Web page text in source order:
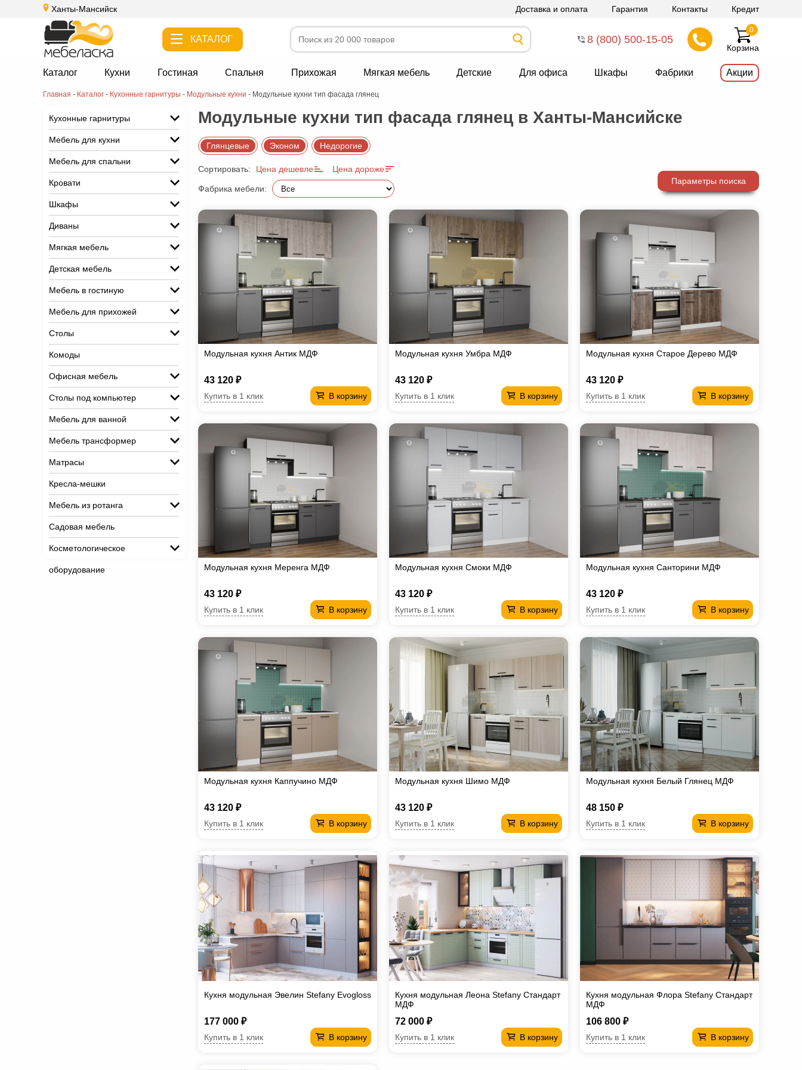
Ханты-Мансийск Доставка и оплата Гарантия Контакты Кредит
КАТАЛОГ 8 (800) 500-15-05
Корзина
0
Каталог Кухни Гостиная Спальня Прихожая Мягкая мебель Детские Для офиса Шкафы Фабрики Акции
Главная - Каталог - Кухонные гарнитуры - Модульные кухни - Модульные кухни тип фасада глянец
Кухонные гарнитуры
Мебель для кухни
Мебель для спальни
Кровати
Шкафы
Диваны
Мягкая мебель
Детская мебель
Мебель в гостиную
Мебель для прихожей
Столы
Комоды
Офисная мебель
Столы под компьютер
Мебель для ванной
Мебель трансформер
Матрасы
Кресла-мешки
Мебель из ротанга
Садовая мебель
Косметологическое
оборудование
Модульные кухни тип фасада глянец в Ханты-Мансийске
Глянцевые Эконом Недорогие
Сортировать: Цена дешевле Цена дороже
Фабрика мебели:
Параметры поиска
Модульная кухня Антик МДФ
43 120 ₽
В корзину
Купить в 1 клик
Модульная кухня Умбра МДФ
43 120 ₽
В корзину
Купить в 1 клик
Модульная кухня Старое Дерево МДФ
43 120 ₽
В корзину
Купить в 1 клик
Модульная кухня Меренга МДФ
43 120 ₽
В корзину
Купить в 1 клик
Модульная кухня Смоки МДФ
43 120 ₽
В корзину
Купить в 1 клик
Модульная кухня Санторини МДФ
43 120 ₽
В корзину
Купить в 1 клик
Модульная кухня Каппучино МДФ
43 120 ₽
В корзину
Купить в 1 клик
Модульная кухня Шимо МДФ
43 120 ₽
В корзину
Купить в 1 клик
Модульная кухня Белый Глянец МДФ
48 150 ₽
В корзину
Купить в 1 клик
Кухня модульная Эвелин Stefany Evogloss
177 000 ₽
В корзину
Купить в 1 клик
Кухня модульная Леона Stefany Стандарт
МДФ
72 000 ₽
В корзину
Купить в 1 клик
Кухня модульная Флора Stefany Стандарт
МДФ
106 800 ₽
В корзину
Купить в 1 клик